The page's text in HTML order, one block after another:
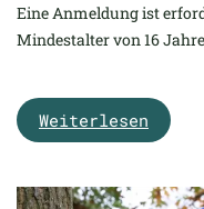
Eine Anmeldung ist
Mindestalter von 16
Weiterlesen